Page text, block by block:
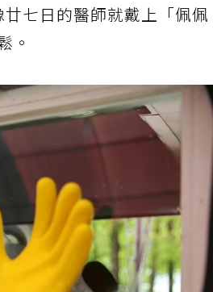
七日的醫師就戴上「佩佩
。